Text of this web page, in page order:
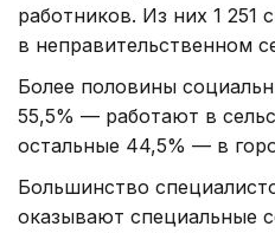
работников. Из них 1 251
в неправительственном
Более половины
55,5% — работают в
остальные 44,5% — в
Большинство
оказывают специальные